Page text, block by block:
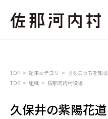
TOP 記事カテゴリ さなごうちを知る
TOP
組織 佐那河内村役場
久保井の紫陽花道